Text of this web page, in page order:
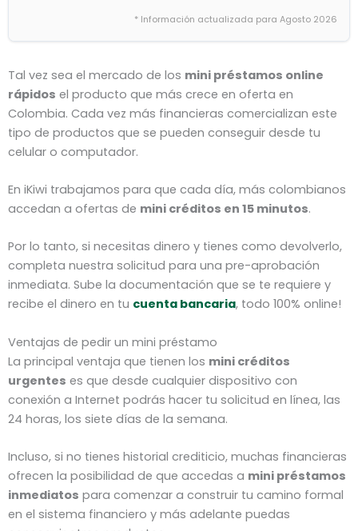
* Información actualizada para Agosto 2026
Tal vez sea el mercado de los mini préstamos online
rápidos el producto que más crece en oferta en
Colombia. Cada vez más financieras comercializan este
tipo de productos que se pueden conseguir desde tu
celular o computador.
En iKiwi trabajamos para que cada día, más colombianos
accedan a ofertas de mini créditos en 15 minutos.
Por lo tanto, si necesitas dinero y tienes como devolverlo,
completa nuestra solicitud para una pre-aprobación
inmediata. Sube la documentación que se te requiere y
recibe el dinero en tu cuenta bancaria, todo 100% online!
Ventajas de pedir un mini préstamo
La principal ventaja que tienen los mini créditos
urgentes es que desde cualquier dispositivo con
conexión a Internet podrás hacer tu solicitud en línea, las
24 horas, los siete días de la semana.
Incluso, si no tienes historial crediticio, muchas financieras
ofrecen la posibilidad de que accedas a mini préstamos
inmediatos para comenzar a construir tu camino formal
en el sistema financiero y más adelante puedas